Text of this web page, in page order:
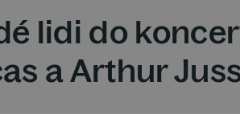
lidi do
a Arthur